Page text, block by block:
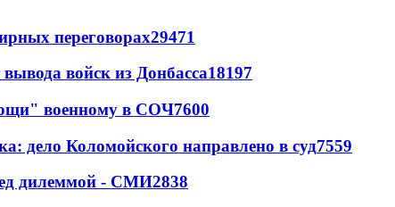
переговорах29471
войск из Донбасса18197
военному в СОЧ7600
дело Коломойского направлено в суд7559
дилеммой - СМИ2838